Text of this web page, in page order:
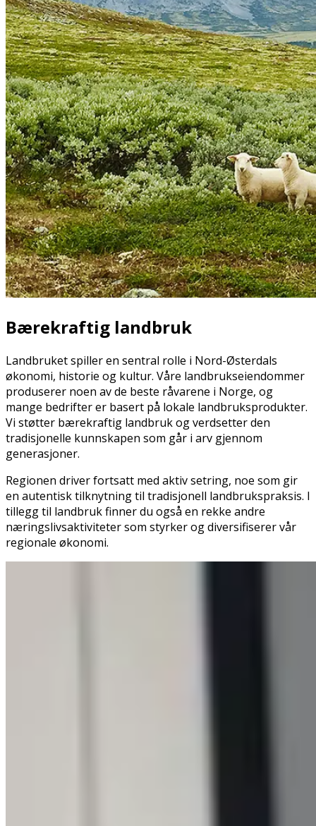
Bærekraftig landbruk
Landbruket spiller en sentral rolle i Nord-Østerdals
økonomi, historie og kultur. Våre landbrukseiendommer
produserer noen av de beste råvarene i Norge, og
mange bedrifter er basert på lokale landbruksprodukter.
Vi støtter bærekraftig landbruk og verdsetter den
tradisjonelle kunnskapen som går i arv gjennom
generasjoner.
Regionen driver fortsatt med aktiv setring, noe som gir
en autentisk tilknytning til tradisjonell landbrukspraksis. I
tillegg til landbruk finner du også en rekke andre
næringslivsaktiviteter som styrker og diversifiserer vår
regionale økonomi.